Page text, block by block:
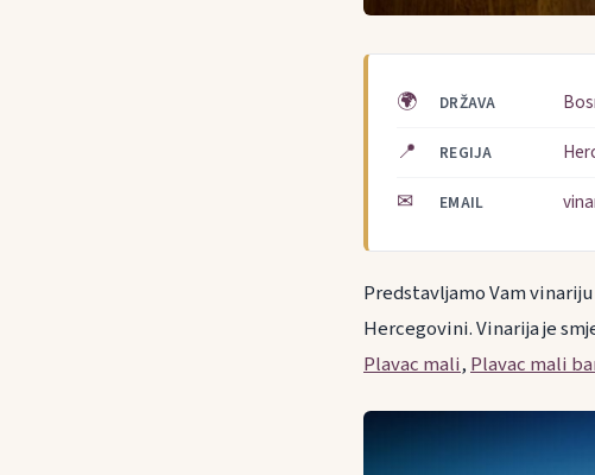
🌍 DRŽAVA
📍 REGIJA
✉ EMAIL
Predstavljamo Vam
Hercegovini. Vinarija je
Plavac mali,Plavac mali